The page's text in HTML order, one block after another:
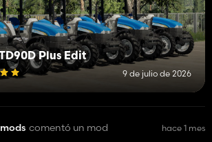
Plus Edit
9 de julio de 2026
comentó un mod hace 1 mes